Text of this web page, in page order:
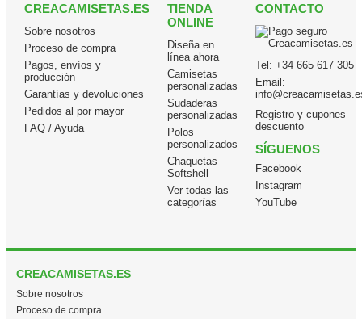
CREACAMISETAS.ES
Sobre nosotros
Proceso de compra
Pagos, envíos y
producción
Garantías y devoluciones
Pedidos al por mayor
FAQ / Ayuda
TIENDA
ONLINE
Diseña en
línea ahora
Camisetas
personalizadas
Sudaderas
personalizadas
Polos
personalizados
Chaquetas
Softshell
Ver todas las
categorías
CONTACTO
Tel: +34 665 617 305
Email:
Registro y cupones
descuento
SÍGUENOS
Facebook
Instagram
YouTube
CREACAMISETAS.ES
Sobre nosotros
Proceso de compra